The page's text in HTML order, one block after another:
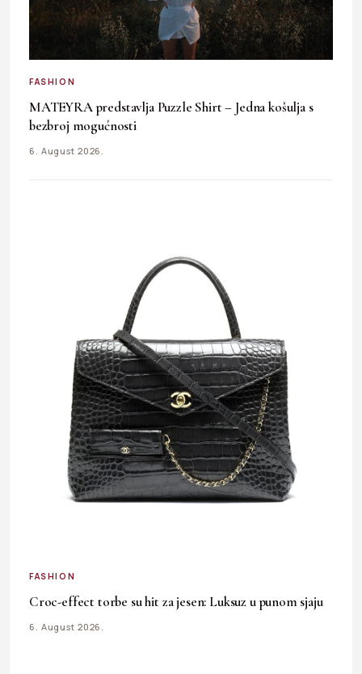
FASHION
MATEYRA predstavlja Puzzle Shirt – Jedna košulja s
bezbroj mogućnosti
6. August 2026.
FASHION
Croc-effect torbe su hit za jesen: Luksuz u punom sjaju
6. August 2026.